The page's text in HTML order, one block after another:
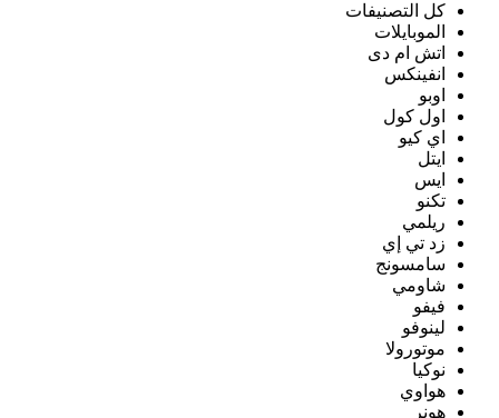
كل التصنيفات
الموبايلات
اتش ام دى
انفينكس
اوبو
اول كول
اي كيو
ايتل
ايس
تكنو
ريلمي
زد تي إي
سامسونج
شاومي
فيفو
لينوفو
موتورولا
نوكيا
هواوي
هونر